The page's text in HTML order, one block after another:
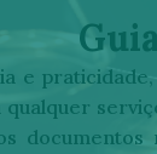
e